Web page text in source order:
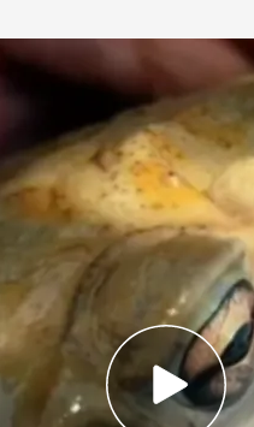
como alternativa a los
del sapo bufo hay un
tiene graves efectos
los jóvenes de